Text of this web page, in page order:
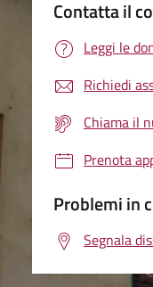
Contatta il
Leggi le
Richiedi
Chiama il
Prenota
Problemi in
Segnala